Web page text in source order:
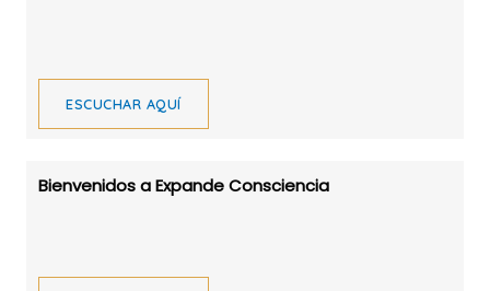
ESCUCHAR AQUÍ
Bienvenidos a Expande Consciencia